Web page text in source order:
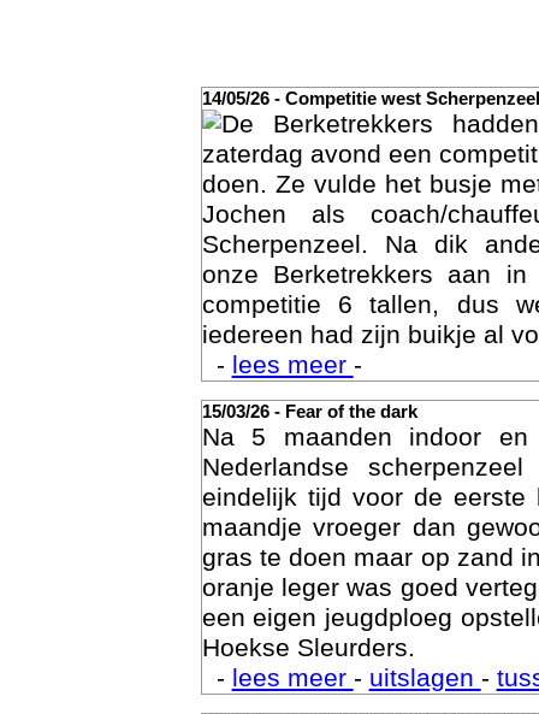
14/05/26 - Competitie west Scherpenzeel
De Berketrekkers
zaterdag avond een
doen. Ze vulde het busje
Jochen als coach/
Scherpenzeel. Na dik
onze Berketrekkers aan
competitie 6 tallen, dus
iedereen had zijn buikje al
- lees meer -
15/03/26 - Fear of the dark
Na 5 maanden indoor
Nederlandse
eindelijk tijd voor de eerste
maandje vroeger dan
gras te doen maar op zand
oranje leger was goed
een eigen jeugdploeg
Hoekse Sleurders.
- lees meer - uitslagen -